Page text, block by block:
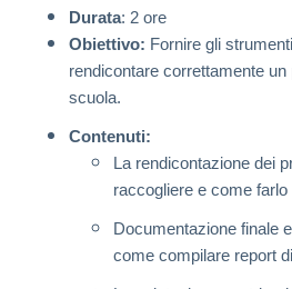
Durata: 2 ore
Obiettivo: Fornire gli
rendicontare correttamente un
scuola.
Contenuti:
La rendicontazione dei
raccogliere e come
Documentazione finale
come compilare report